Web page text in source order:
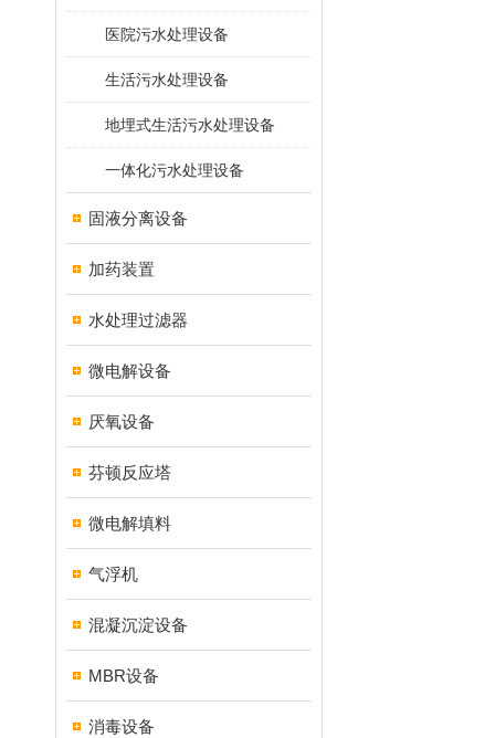
医院污水处理设备
生活污水处理设备
地埋式生活污水处理设备
一体化污水处理设备
固液分离设备
加药装置
水处理过滤器
微电解设备
厌氧设备
芬顿反应塔
微电解填料
气浮机
混凝沉淀设备
MBR设备
消毒设备